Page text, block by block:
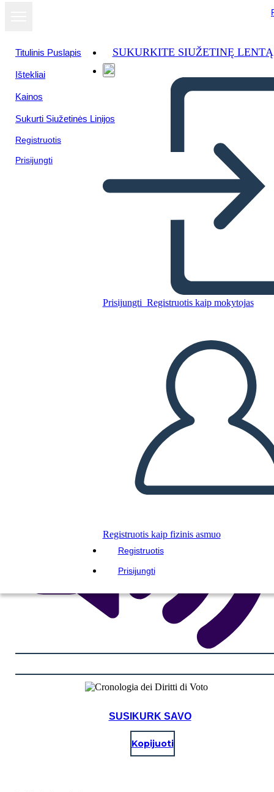
Titulinis Puslapis
Ištekliai
Kainos
Sukurti Siužetinės Linijos
Registruotis
Prisijungti
SUKURKITE SIUŽETINĘ LENTĄ
Prisijungti Registruotis kaip mokytojas
Registruotis kaip fizinis asmuo
Registruotis
Prisijungti
Cronologia dei Diritti di Voto
SUKURTI SIUŽETINĘ LENTĄ
PALEISTI SKAIDRIŲ DEMONSTRACIJĄ
SKAITYK MAN
SUSIKURK SAVO
Kopijuoti